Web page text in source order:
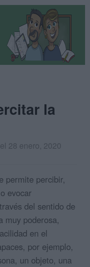
la
el 28 enero, 2020
permite percibir,
evocar
del sentido de
muy poderosa,
en el
por ejemplo,
un objeto, una